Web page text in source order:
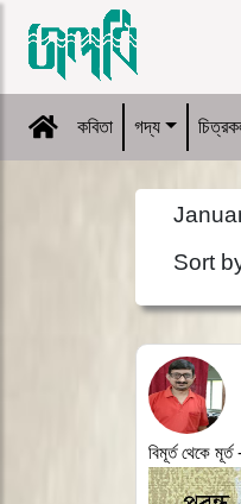
কবিতা গদ্য
Sort
বিমূর্ত থেকে